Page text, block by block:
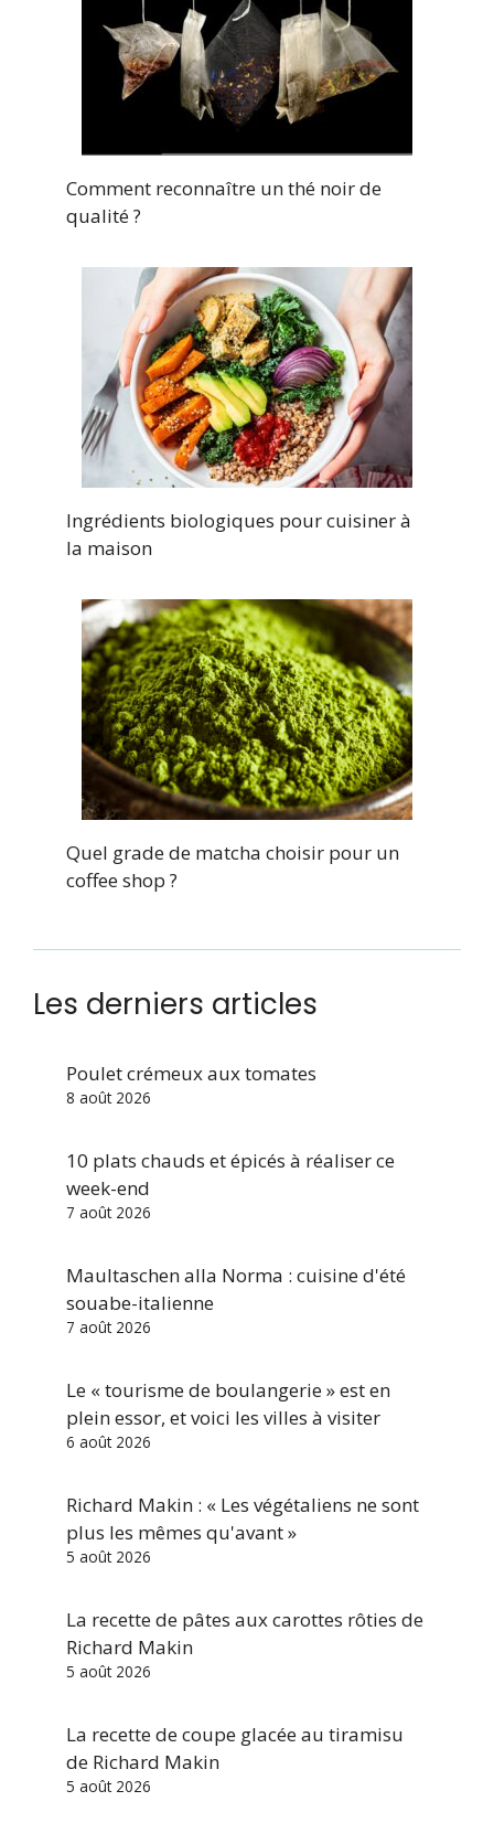
Comment reconnaître un thé noir de
qualité ?
Ingrédients biologiques pour cuisiner à
la maison
Quel grade de matcha choisir pour un
coffee shop ?
Les derniers articles
Poulet crémeux aux tomates
8 août 2026
10 plats chauds et épicés à réaliser ce
week-end
7 août 2026
Maultaschen alla Norma : cuisine d'été
souabe-italienne
7 août 2026
Le « tourisme de boulangerie » est en
plein essor, et voici les villes à visiter
6 août 2026
Richard Makin : « Les végétaliens ne sont
plus les mêmes qu'avant »
5 août 2026
La recette de pâtes aux carottes rôties de
Richard Makin
5 août 2026
La recette de coupe glacée au tiramisu
de Richard Makin
5 août 2026